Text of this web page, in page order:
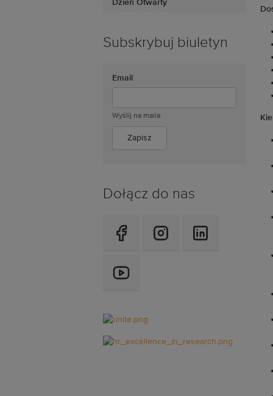
Dzień Otwarty
Subskrybuj biuletyn
Email
Wyślij na maila
Dołącz do nas